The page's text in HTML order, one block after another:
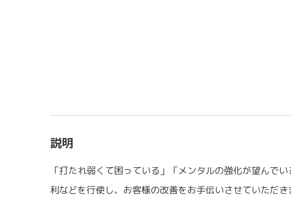
説明
「打たれ弱くて困っている」「メンタルの強化が望んで
利などを行使し、お客様の改善をお手伝いさせていただ